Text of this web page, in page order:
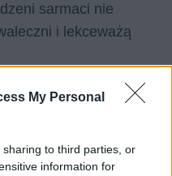
My Personal
to third parties, or
information for
sarmaci nie
i lekceważą
jednego z
jest oburzony, że
skoro każe